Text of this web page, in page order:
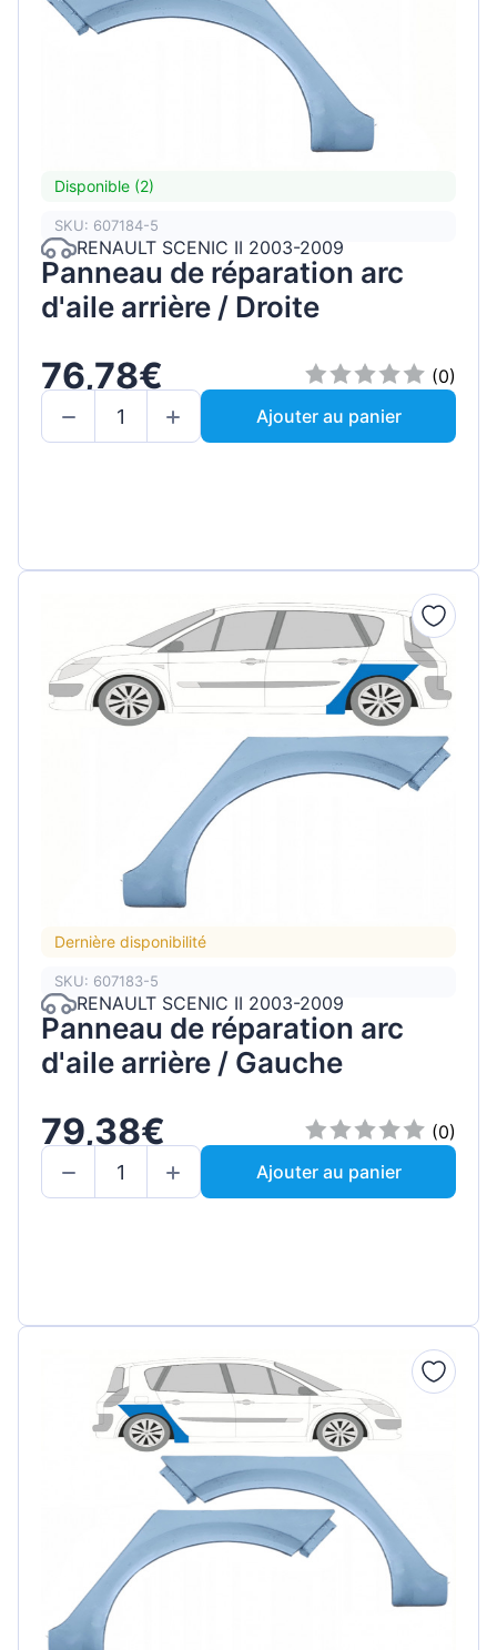
Disponible (2)
SKU: 607184-5
RENAULT SCENIC II 2003-2009
Panneau de réparation arc
d'aile arrière / Droite
76,78€
(0)
Ajouter au panier
Dernière disponibilité
SKU: 607183-5
RENAULT SCENIC II 2003-2009
Panneau de réparation arc
d'aile arrière / Gauche
79,38€
(0)
Ajouter au panier